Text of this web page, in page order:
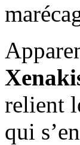
relient
qui